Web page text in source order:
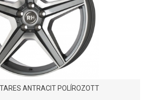
ANTRACIT POLÍROZOTT